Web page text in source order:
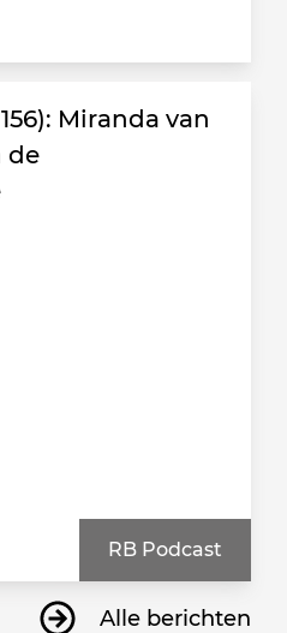
Miranda van
de
RB Podcast
Alle berichten